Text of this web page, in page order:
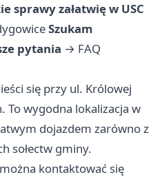
sprawy załatwię w USC
Szukam
pytania → FAQ
się przy ul. Królowej
To wygodna lokalizacja w
dojazdem zarówno z
sołectw gminy.
kontaktować się